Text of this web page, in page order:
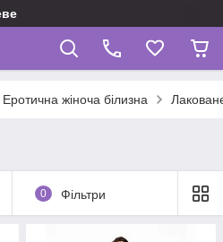
Еротична жіноча білизна
0 Фільтри